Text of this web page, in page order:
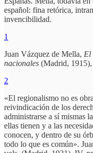
español: fina retórica,
invencibilidad.
1
Juan Vázquez de Mella, El
nacionales (Madrid,
2
«El regionalismo no es
reivindicación de los
administrarse a sí mismas
ellas tienen y a las
conocen, y dentro de su
todo lo que es común».